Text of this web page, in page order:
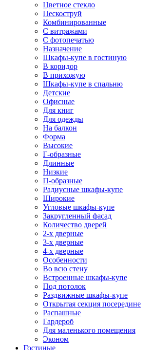
Цветное стекло
Пескоструй
Комбинированные
С витражами
С фотопечатью
Назначение
Шкафы-купе в гостиную
В коридор
В прихожую
Шкафы-купе в спальню
Детские
Офисные
Для книг
Для одежды
На балкон
Форма
Высокие
Г-образные
Длинные
Низкие
П-образные
Радиусные шкафы-купе
Широкие
Угловые шкафы-купе
Закругленный фасад
Количество дверей
2-х дверные
3-х дверные
4-х дверные
Особенности
Во всю стену
Встроенные шкафы-купе
Под потолок
Раздвижные шкафы-купе
Открытая секция посередине
Распашные
Гардероб
Для маленького помещения
Эконом
Гостиные